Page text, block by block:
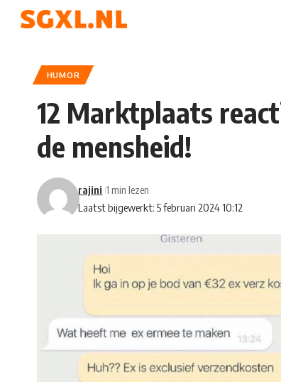
HUMOR
12 Marktplaats
de mensheid!
Laatst bijgewerkt: 5 februari 2024 10:12
rajini 1 min lezen